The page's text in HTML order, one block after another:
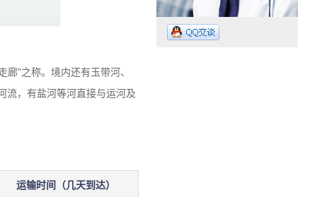
”之称。境内还有玉带河、
流，有盐河等河直接与运河及
运输时间（几天到达）